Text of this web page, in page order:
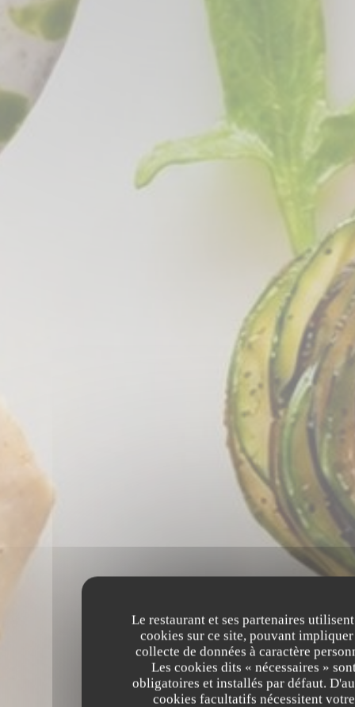
Le restaurant et ses partenaires
cookies sur ce site, pouvant
collecte de données à caractère
Les cookies dits « nécessaires »
obligatoires et installés par défaut.
cookies facultatifs nécessitent votre